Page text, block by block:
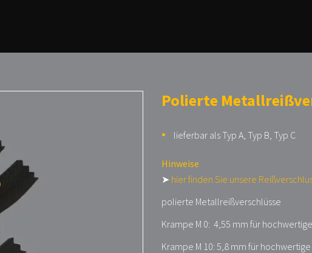
Polierte
lieferbar als Typ A, Typ B, Typ C
Hinweise
➤ hier finden Sie unsere
polierte Metallreißverschlüsse
Krampe M 0: 4,55 mm für
Krampe M 10: 5,8 mm für